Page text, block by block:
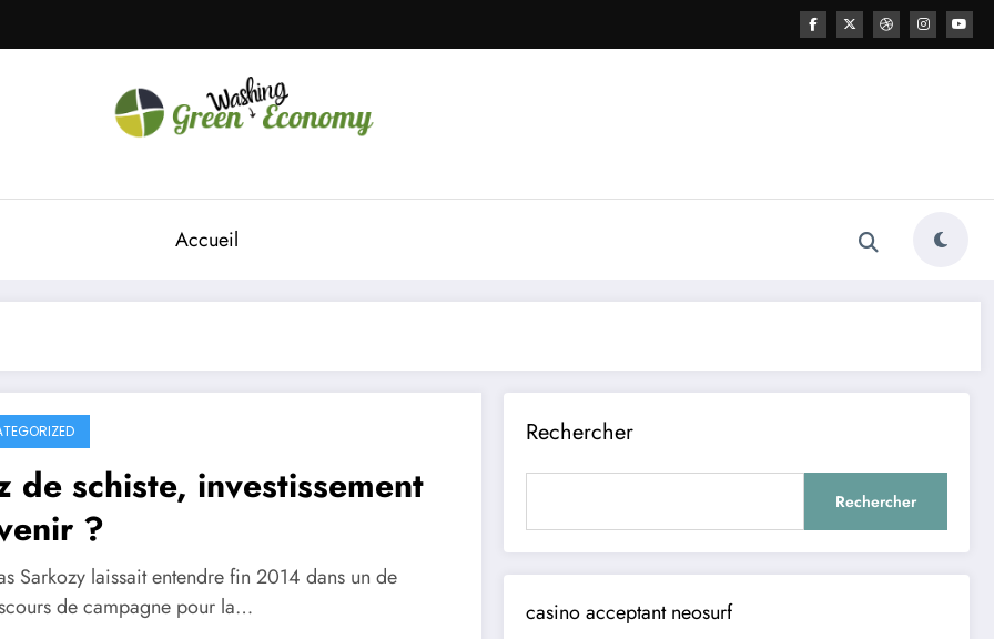
Green Economy
Accueil
de schiste, investissement
?
Sarkozy laissait entendre fin 2014 dans un de
de campagne pour la…
Rechercher
Rechercher
casino acceptant neosurf